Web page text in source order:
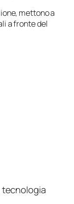
mettono a
a fronte del